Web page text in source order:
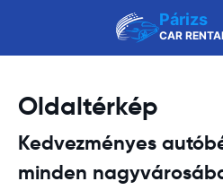
Párizs
CAR
Oldaltérkép
Kedvezményes
minden